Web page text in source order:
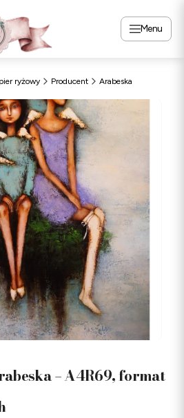
Menu
ryżowy Producent Arabeska
– A4R69, format